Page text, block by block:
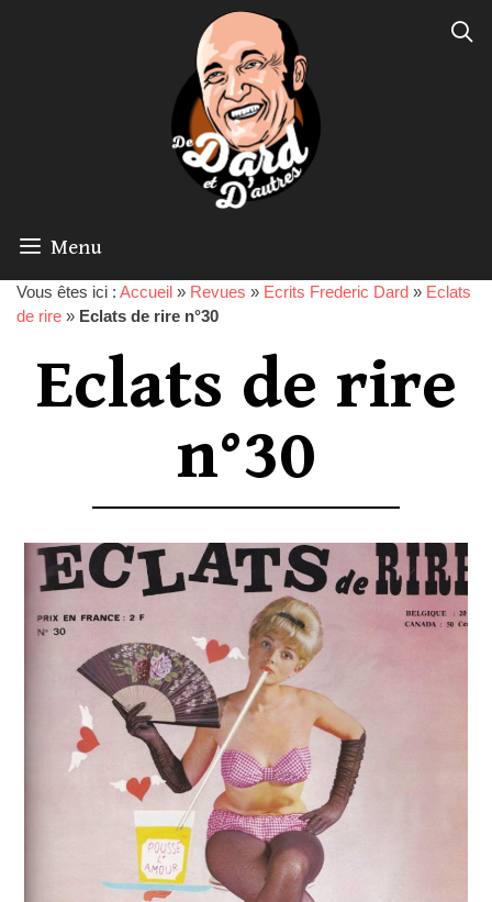
Menu
Vous êtes ici : Accueil » Revues » Ecrits Frederic Dard » Eclats
de rire » Eclats de rire n°30
Eclats de rire
n°30